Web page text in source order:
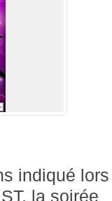
indiqué lors
la soirée